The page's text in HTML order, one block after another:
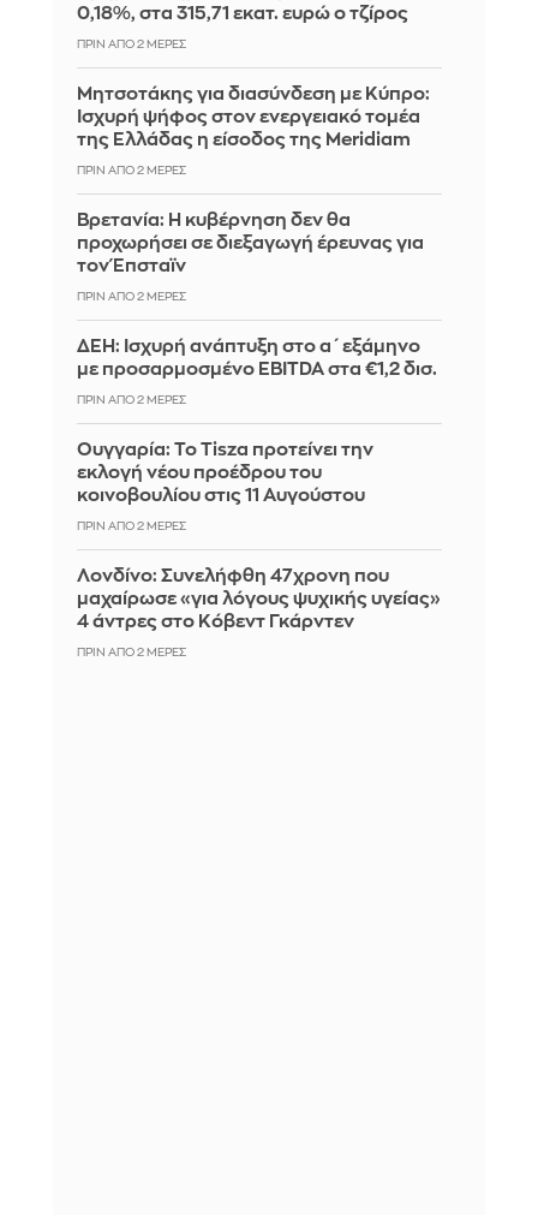
0,18%, στα 315,71 εκατ. ευρώ ο τζίρος
ΠΡΙΝ ΑΠΌ 2 ΜΈΡΕΣ
Μητσοτάκης για διασύνδεση με Κύπρο:
Ισχυρή ψήφος στον ενεργειακό τομέα
της Ελλάδας η είσοδος της Meridiam
ΠΡΙΝ ΑΠΌ 2 ΜΈΡΕΣ
Βρετανία: Η κυβέρνηση δεν θα
προχωρήσει σε διεξαγωγή έρευνας για
τον Έπσταϊν
ΠΡΙΝ ΑΠΌ 2 ΜΈΡΕΣ
ΔΕΗ: Ισχυρή ανάπτυξη στο α΄ εξάμηνο
με προσαρμοσμένο EBITDA στα €1,2 δισ.
ΠΡΙΝ ΑΠΌ 2 ΜΈΡΕΣ
Ουγγαρία: Το Tisza προτείνει την
εκλογή νέου προέδρου του
κοινοβουλίου στις 11 Αυγούστου
ΠΡΙΝ ΑΠΌ 2 ΜΈΡΕΣ
Λονδίνο: Συνελήφθη 47χρονη που
μαχαίρωσε «για λόγους ψυχικής υγείας»
4 άντρες στο Κόβεντ Γκάρντεν
ΠΡΙΝ ΑΠΌ 2 ΜΈΡΕΣ